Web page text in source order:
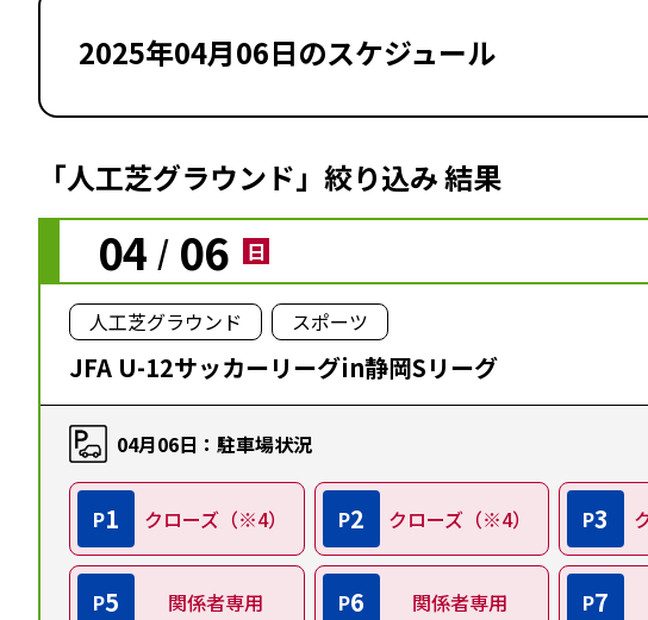
2025年04月06日のスケジュール
「人工芝グラウンド」絞り込み 結果
04 / 06 日
人工芝グラウンド スポーツ
JFA U-12サッカーリーグin静岡Sリーグ
04月06日：駐車場状況
P1 クローズ（※4） P2 クローズ（※4） P3
P5 関係者専用 P6 関係者専用 P7